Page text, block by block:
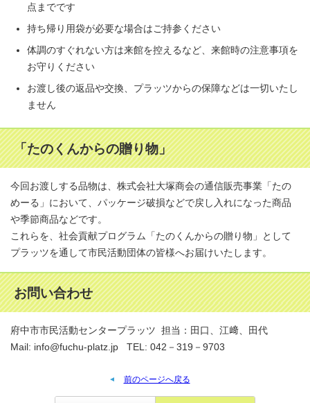
点までです
持ち帰り用袋が必要な場合はご持参ください
体調のすぐれない方は来館を控えるなど、来館時の注意事項を
お守りください
お渡し後の返品や交換、プラッツからの保障などは一切いたし
ません
「たのくんからの贈り物」
今回お渡しする品物は、株式会社大塚商会の通信販売事業「たの
めーる」において、パッケージ破損などで戻し入れになった商品
や季節商品などです。
これらを、社会貢献プログラム「たのくんからの贈り物」として
プラッツを通して市民活動団体の皆様へお届けいたします。
お問い合わせ
府中市市民活動センタープラッツ 担当：田口、江﨑、田代
Mail: info@fuchu-platz.jp TEL: 042－319－9703
前のページへ戻る